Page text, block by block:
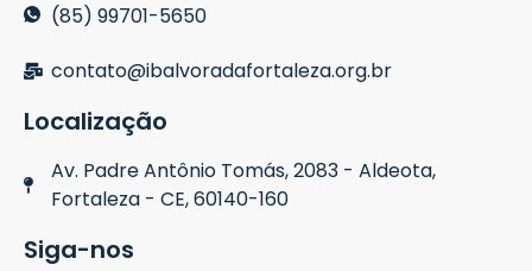
(85) 99701-5650
contato@ibalvoradafortaleza.org.br
Localização
Av. Padre Antônio Tomás, 2083 - Aldeota,
Fortaleza - CE, 60140-160
Siga-nos